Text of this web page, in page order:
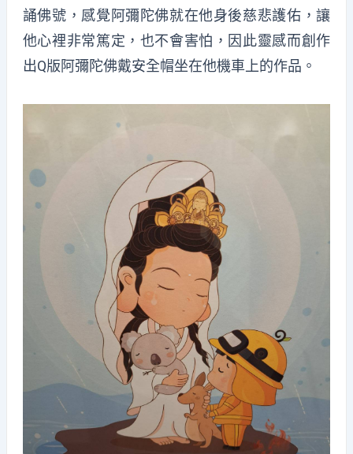
誦佛號，感覺阿彌陀佛就在他身後慈悲護佑，讓
他心裡非常篤定，也不會害怕，因此靈感而創作
出Q版阿彌陀佛戴安全帽坐在他機車上的作品。